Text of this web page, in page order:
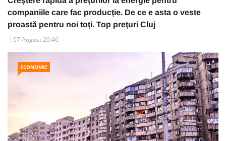
companiile care fac producție. De ce e asta o veste
proastă pentru noi toți. Top prețuri Cluj
07 August 20:46
ECONOMIC